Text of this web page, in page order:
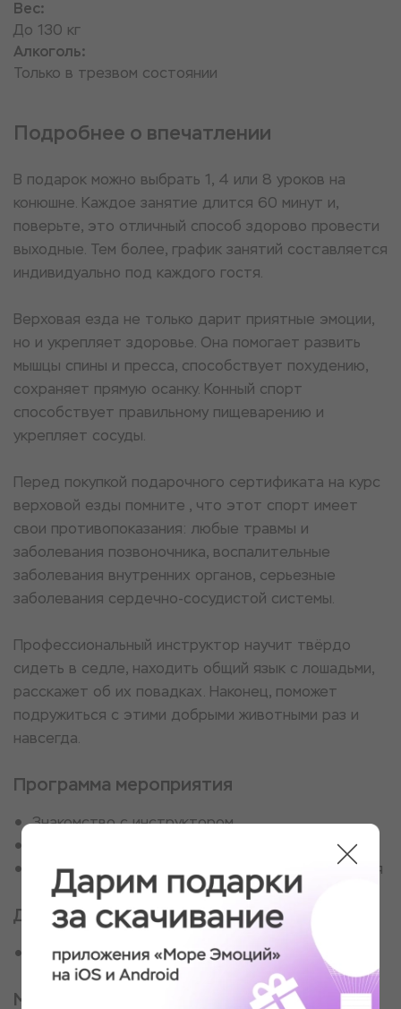
Вес:
До 130 кг
Алкоголь:
Только в трезвом состоянии
Подробнее о впечатлении
В подарок можно выбрать 1, 4 или 8 уроков на
конюшне. Каждое занятие длится 60 минут и,
поверьте, это отличный способ здорово провести
выходные. Тем более, график занятий составляется
индивидуально под каждого гостя.
Верховая езда не только дарит приятные эмоции,
но и укрепляет здоровье. Она помогает развить
мышцы спины и пресса, способствует похудению,
сохраняет прямую осанку. Конный спорт
способствует правильному пищеварению и
укрепляет сосуды.
Перед покупкой подарочного сертификата на курс
верховой езды помните , что этот спорт имеет
свои противопоказания: любые травмы и
заболевания позвоночника, воспалительные
заболевания внутренних органов, серьезные
заболевания сердечно-сосудистой системы.
Профессиональный инструктор научит твёрдо
сидеть в седле, находить общий язык с лошадьми,
расскажет об их повадках. Наконец, поможет
подружиться с этими добрыми животными раз и
навсегда.
Программа мероприятия
Знакомство с инструктором
Индивидуальная программа для каждого занятия
Для кого
Для отважного мушкетёра
Место проведения